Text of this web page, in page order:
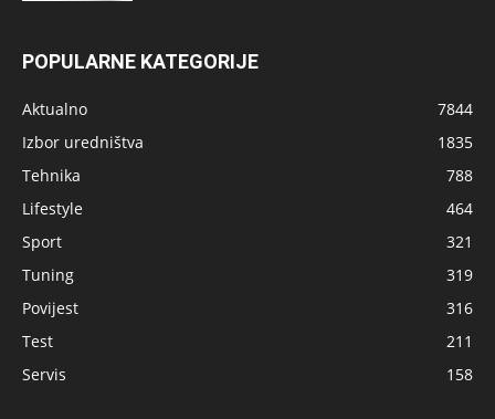
POPULARNE KATEGORIJE
Aktualno
7844
Izbor uredništva
1835
Tehnika
788
Lifestyle
464
Sport
321
Tuning
319
Povijest
316
Test
211
Servis
158